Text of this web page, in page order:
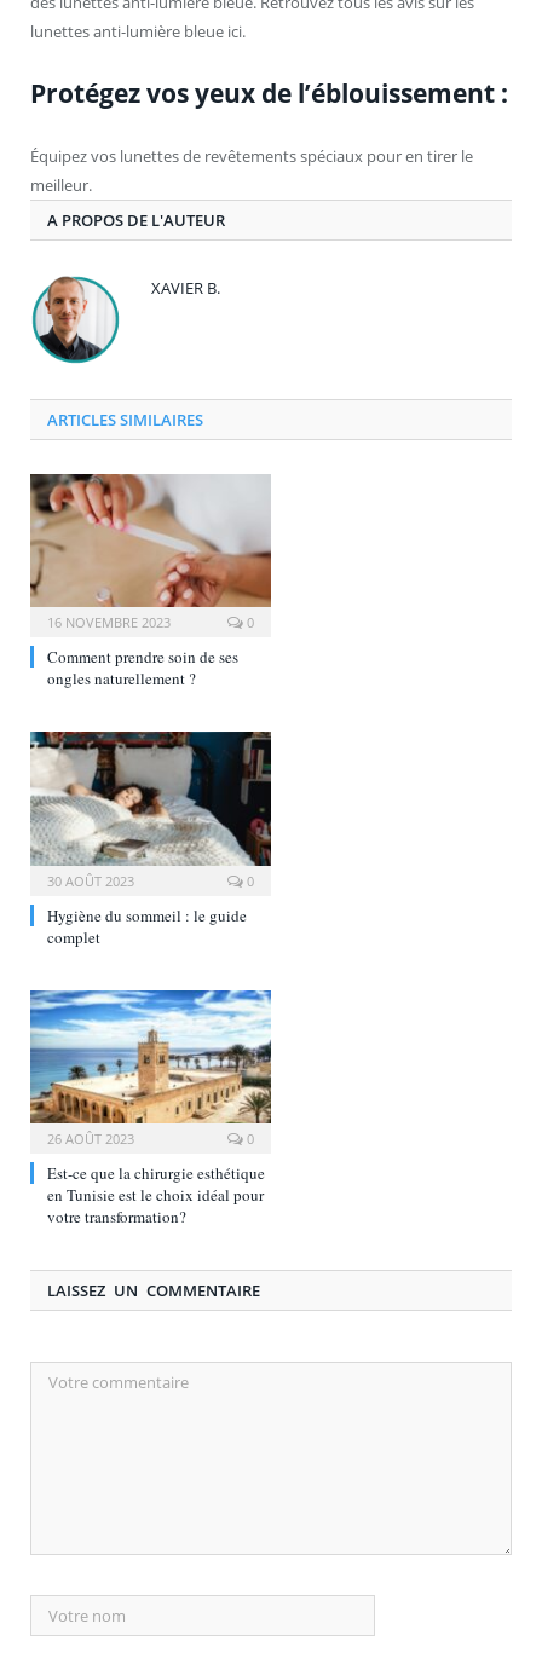
lunettes anti-lumière bleue ici.
Protégez vos yeux de l’éblouissement :
Équipez vos lunettes de revêtements spéciaux pour en tirer le
meilleur.
A PROPOS DE L'AUTEUR
XAVIER B.
ARTICLES SIMILAIRES
16 NOVEMBRE 2023 0
Comment prendre soin de ses
ongles naturellement ?
30 AOÛT 2023 0
Hygiène du sommeil : le guide
complet
26 AOÛT 2023 0
Est-ce que la chirurgie esthétique
en Tunisie est le choix idéal pour
votre transformation?
LAISSEZ UN COMMENTAIRE